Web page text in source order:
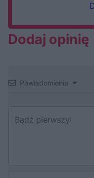
Dodaj opinię
Powiadomienia